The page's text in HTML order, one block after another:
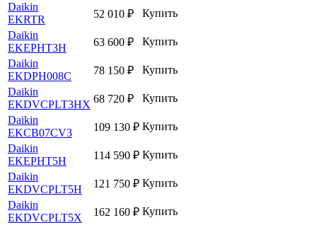
Daikin
EKRTR
52 010 ₽
Купить
Daikin
EKEPHT3H
63 600 ₽
Купить
Daikin
EKDPH008C
78 150 ₽
Купить
Daikin
EKDVCPLT3HX 68 720 ₽
Купить
Daikin
EKCB07CV3
109 130 ₽ Купить
Daikin
EKEPHT5H
114 590 ₽ Купить
Daikin
EKDVCPLT5H
121 750 ₽ Купить
Daikin
EKDVCPLT5X
162 160 ₽ Купить